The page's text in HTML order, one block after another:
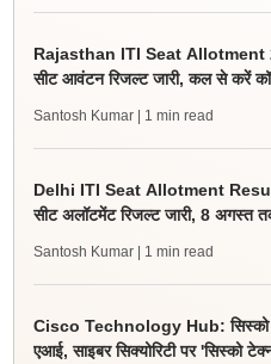
Rajasthan ITI Seat Allotment
सीट आवंटन रिजल्ट जारी, कल से करें
Santosh Kumar | 1 min read
Delhi ITI Seat Allotment
सीट अलॉटमेंट रिजल्ट जारी, 8 अगस्त तक
Santosh Kumar | 1 min read
Cisco Technology Hub: सिस्को
एआई, साइबर सिक्योरिटी पर 'सिस्को